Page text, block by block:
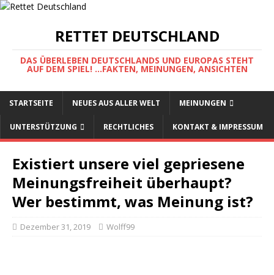
RETTET DEUTSCHLAND
DAS ÜBERLEBEN DEUTSCHLANDS UND EUROPAS STEHT
AUF DEM SPIEL! ...FAKTEN, MEINUNGEN, ANSICHTEN
STARTSEITE NEUES AUS ALLER WELT MEINUNGEN
UNTERSTÜTZUNG RECHTLICHES KONTAKT & IMPRESSUM
Existiert unsere viel gepriesene
Meinungsfreiheit überhaupt?
Wer bestimmt, was Meinung ist?
Dezember 31, 2019 Wolff99